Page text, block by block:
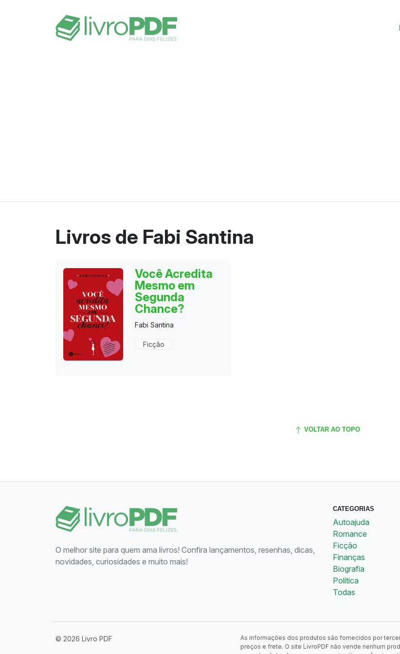
Livros de Fabi Santina
Você Acredita
Mesmo em
Segunda
Chance?
Fabi Santina
Ficção
VOLTAR AO TOPO
O melhor site para quem ama livros! Confira lançamentos, resenhas, dicas,
novidades, curiosidades e muito mais!
CATEGORIAS
Autoajuda
Romance
Ficção
Finanças
Biografia
Política
Todas
© 2026 Livro PDF
As informações dos produtos são fornecidos por
preços e frete. O site LivroPDF não vende nenhum